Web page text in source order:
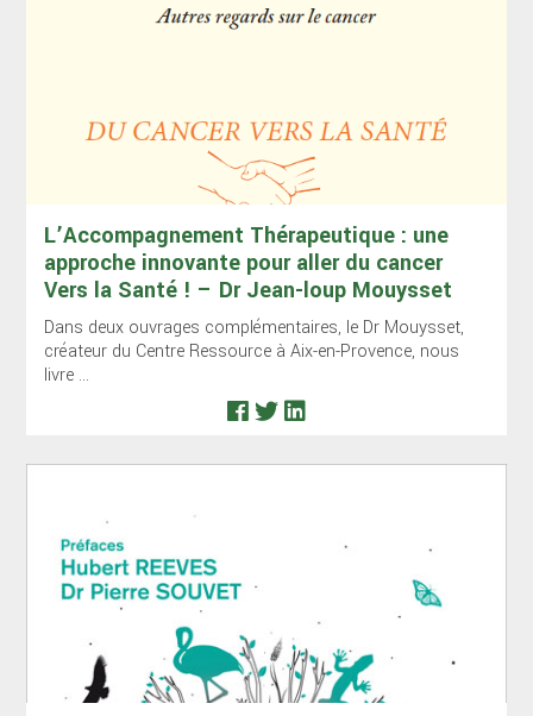
L’Accompagnement Thérapeutique : une
approche innovante pour aller du cancer
Vers la Santé ! – Dr Jean-loup Mouysset
Dans deux ouvrages complémentaires, le Dr Mouysset,
créateur du Centre Ressource à Aix-en-Provence, nous
livre ...